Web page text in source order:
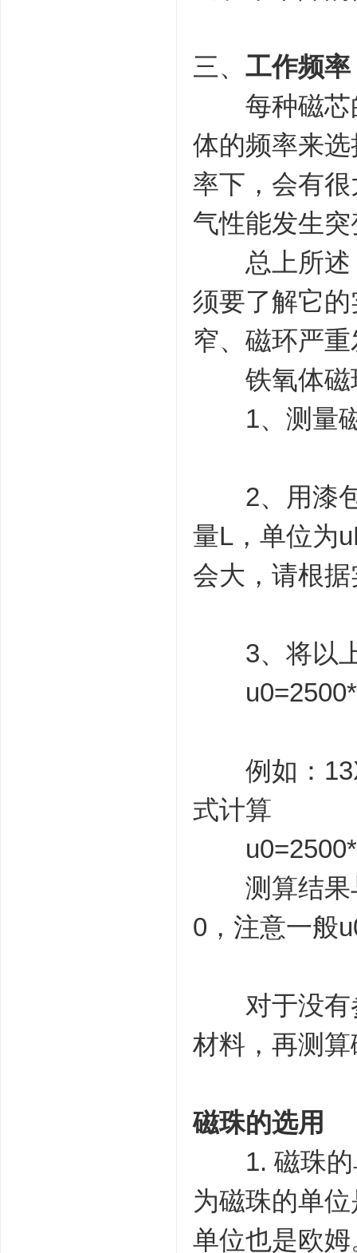
三、 工作频率
每种磁芯的
体的频率来
率下，会有
气性能发生
总上所述，
须要了解它
窄、磁环严
铁氧体磁
1、测量磁
2、用漆包
量L，单位为
会大，请根
3、将以上
例如：
式计算
测算结果与
0，注意一般
对于没有参
材料，再测
磁珠的选用
1. 磁珠的
为磁珠的单
单位也是欧